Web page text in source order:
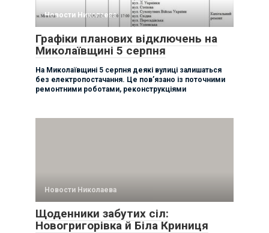
Новости Николаева
Графіки планових відключень на
Миколаївщині 5 серпня
На Миколаївщині 5 серпня деякі вулиці залишаться
без електропостачання. Це пов’язано із поточними
ремонтними роботами, реконструкціями
Новости Николаева
Щоденники забутих сіл:
Новогригорівка й Біла Криниця